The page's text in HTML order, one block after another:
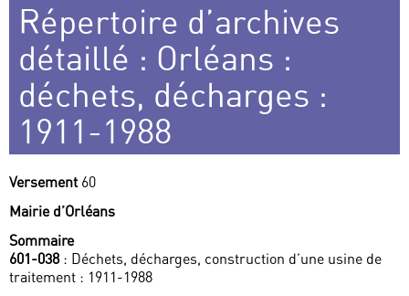
Répertoire d’archives
détaillé : Orléans :
déchets, décharges :
1911-1988
Versement 60
Mairie d’Orléans
Sommaire
601-038: Déchets, décharges, construction d’une usine de
traitement : 1911-1988